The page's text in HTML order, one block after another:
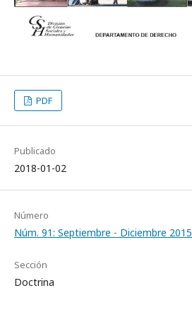
PDF
Publicado
2018-01-02
Número
Núm. 91: Septiembre - Diciembre 2015
Sección
Doctrina